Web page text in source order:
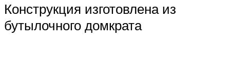
Конструкция изготовлена из
бутылочного домкрата